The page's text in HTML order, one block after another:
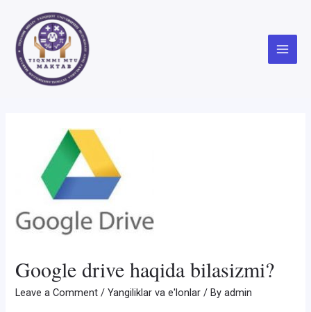
content
Main
Google drive haqida bilasizmi?
Leave a Comment /Yangiliklar va e'lonlar / Byadmin